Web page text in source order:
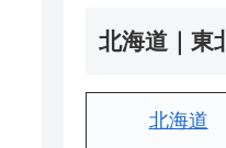
北海道｜東
北海道